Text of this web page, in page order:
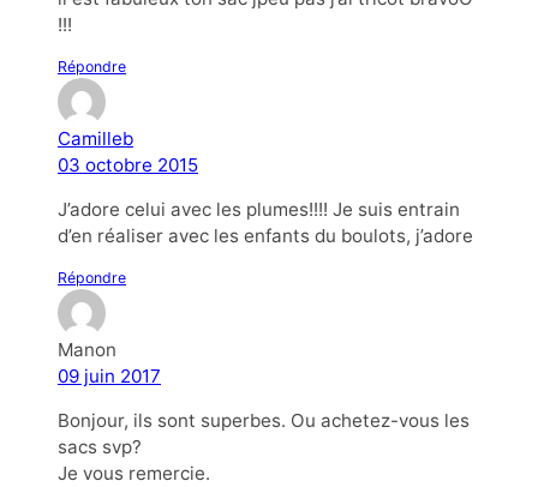
!!!
Répondre
Camilleb
03 octobre 2015
J’adore celui avec les plumes!!!! Je suis entrain
d’en réaliser avec les enfants du boulots, j’adore
Répondre
Manon
09 juin 2017
Bonjour, ils sont superbes. Ou achetez-vous les
sacs svp?
Je vous remercie.